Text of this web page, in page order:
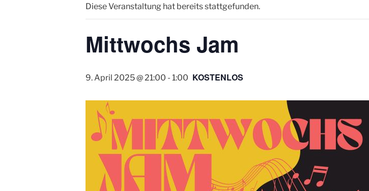
Diese Veranstaltung hat bereits stattgefunden.
Mittwochs Jam
9. April 2025 @ 21:00 - 1:00 KOSTENLOS